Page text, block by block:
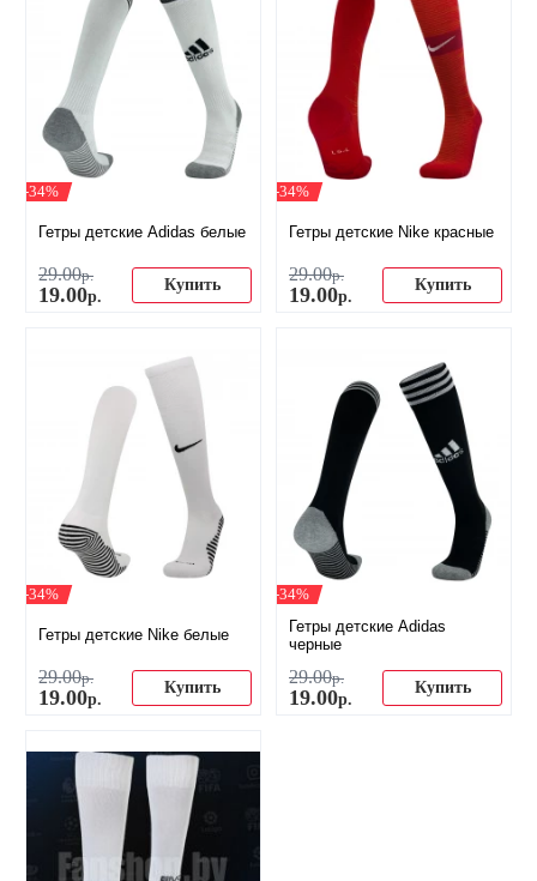
-34%
Гетры детские Adidas белые
29.00р.
19.00р.
Купить
-34%
Гетры детские Nike красные
29.00р.
19.00р.
Купить
-34%
Гетры детские Nike белые
29.00р.
19.00р.
Купить
-34%
Гетры детские Adidas
черные
29.00р.
19.00р.
Купить